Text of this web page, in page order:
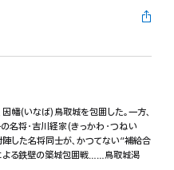
幡(いなば)鳥取城を包囲した。一方、
名将・吉川経家(きっかわ・つねい
した名将同士が、かつてない“補給合
る鉄壁の築城包囲戦……鳥取城渇